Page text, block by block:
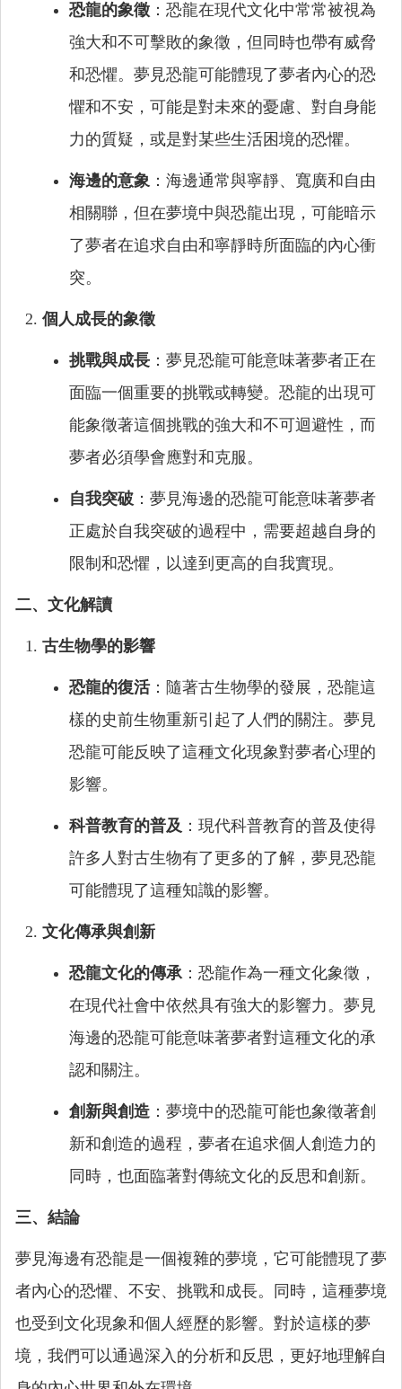
恐龍的象徵 ：恐龍在現代文化中常常被視為
強大和不可擊敗的象徵，但同時也帶有威脅
和恐懼。夢見恐龍可能體現了夢者內心的恐
懼和不安，可能是對未來的憂慮、對自身能
力的質疑，或是對某些生活困境的恐懼。
海邊的意象 ：海邊通常與寧靜、寬廣和自由
相關聯，但在夢境中與恐龍出現，可能暗示
了夢者在追求自由和寧靜時所面臨的內心衝
突。
個人成長的象徵
挑戰與成長 ：夢見恐龍可能意味著夢者正在
面臨一個重要的挑戰或轉變。恐龍的出現可
能象徵著這個挑戰的強大和不可迴避性，而
夢者必須學會應對和克服。
自我突破 ：夢見海邊的恐龍可能意味著夢者
正處於自我突破的過程中，需要超越自身的
限制和恐懼，以達到更高的自我實現。
二、文化解讀
古生物學的影響
恐龍的復活：隨著古生物學的發展，恐龍這
樣的史前生物重新引起了人們的關注。夢見
恐龍可能反映了這種文化現象對夢者心理的
影響。
科普教育的普及 ：現代科普教育的普及使得
許多人對古生物有了更多的了解，夢見恐龍
可能體現了這種知識的影響。
文化傳承與創新
恐龍文化的傳承：恐龍作為一種文化象徵，
在現代社會中依然具有強大的影響力。夢見
海邊的恐龍可能意味著夢者對這種文化的承
認和關注。
創新與創造 ：夢境中的恐龍可能也象徵著創
新和創造的過程，夢者在追求個人創造力的
同時，也面臨著對傳統文化的反思和創新。
三、結論
夢見海邊有恐龍是一個複雜的夢境，它可能體現了夢
者內心的恐懼、不安、挑戰和成長。同時，這種夢境
也受到文化現象和個人經歷的影響。對於這樣的夢
境，我們可以通過深入的分析和反思，更好地理解自